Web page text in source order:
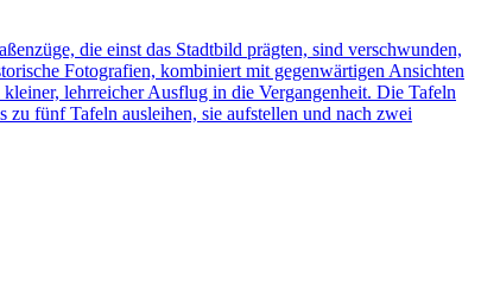
die einst das Stadtbild prägten, sind verschwunden,
Fotografien, kombiniert mit gegenwärtigen Ansichten
lehrreicher Ausflug in die Vergangenheit. Die Tafeln
fünf Tafeln ausleihen, sie aufstellen und nach zwei